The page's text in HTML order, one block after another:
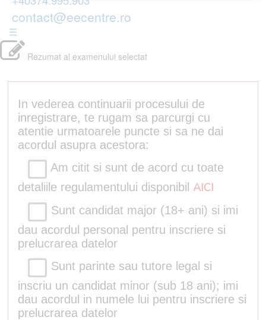
contact@eecentre.ro
☰
Rezumat al examenului selectat
In vederea continuarii procesului de
inregistrare, te rugam sa parcurgi cu
atentie urmatoarele puncte si sa ne dai
acordul asupra acestora:
Am citit si sunt de acord cu toate
detaliile regulamentului disponibil AICI
Sunt candidat major (18+ ani) si imi
dau acordul personal pentru inscriere si
prelucrarea datelor
Sunt parinte sau tutore legal si
inscriu un candidat minor (sub 18 ani); imi
dau acordul in numele lui pentru inscriere si
prelucrarea datelor